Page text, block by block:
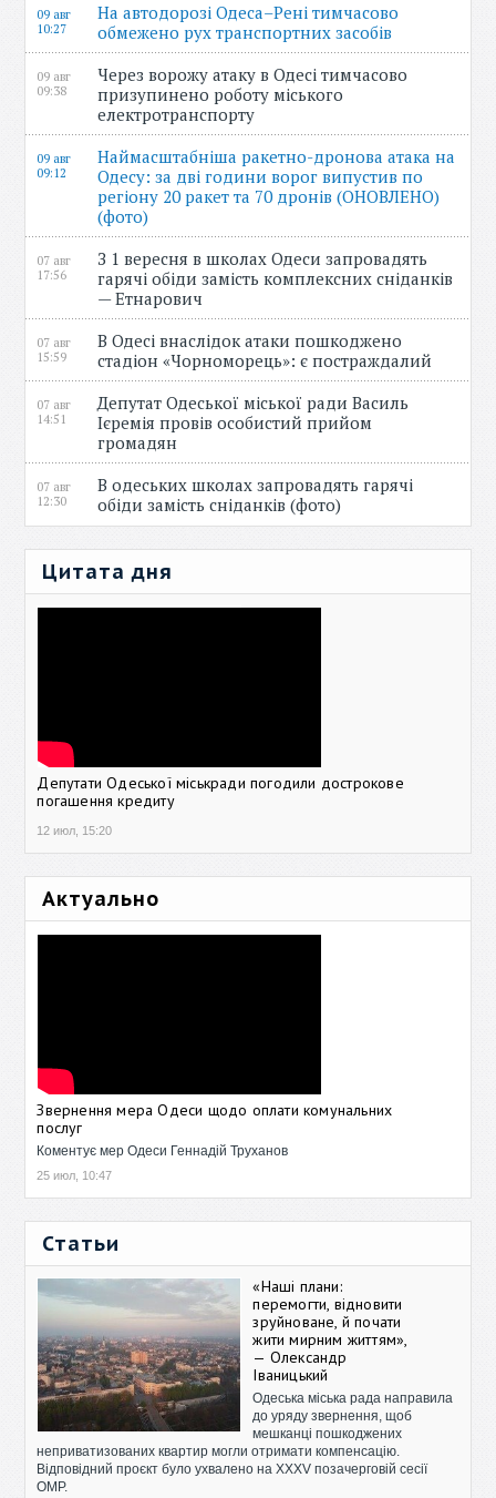
09 авг
10:27
На автодорозі Одеса–Рені тимчасово
обмежено рух транспортних засобів
09 авг
09:38
Через ворожу атаку в Одесі тимчасово
призупинено роботу міського
електротранспорту
09 авг
09:12
Наймасштабніша ракетно-дронова атака на
Одесу: за дві години ворог випустив по
регіону 20 ракет та 70 дронів (ОНОВЛЕНО)
(фото)
07 авг
17:56
З 1 вересня в школах Одеси запровадять
гарячі обіди замість комплексних сніданків
— Етнарович
07 авг
15:59
В Одесі внаслідок атаки пошкоджено
стадіон «Чорноморець»: є постраждалий
07 авг
14:51
Депутат Одеської міської ради Василь
Ієремія провів особистий прийом
громадян
07 авг
12:30
В одеських школах запровадять гарячі
обіди замість сніданків (фото)
Цитата дня
Депутати Одеської міськради погодили дострокове
погашення кредиту
12 июл, 15:20
Актуально
Звернення мера Одеси щодо оплати комунальних
послуг
Коментує мер Одеси Геннадій Труханов
25 июл, 10:47
Статьи
«Наші плани:
перемогти, відновити
зруйноване, й почати
жити мирним життям»,
— Олександр
Іваницький
Одеська міська рада направила
до уряду звернення, щоб
мешканці пошкоджених
неприватизованих квартир могли отримати компенсацію.
Відповідний проєкт було ухвалено на XXXV позачерговій сесії
ОМР.